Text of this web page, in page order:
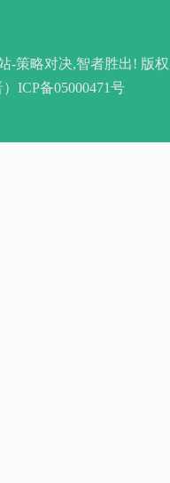
-策略对决,智者胜出! 版
ICP备05000471号